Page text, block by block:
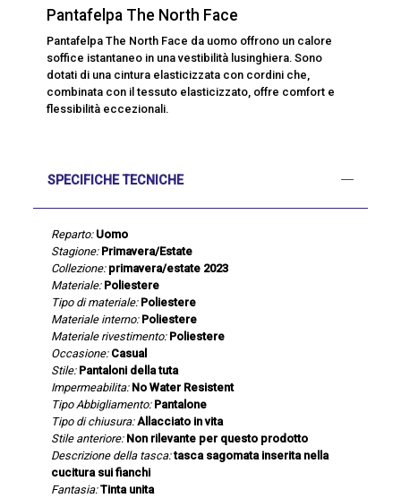
Pantafelpa The North Face
Pantafelpa The North Face da uomo offrono un calore
soffice istantaneo in una vestibilità lusinghiera. Sono
dotati di una cintura elasticizzata con cordini che,
combinata con il tessuto elasticizzato, offre comfort e
flessibilità eccezionali.
SPECIFICHE TECNICHE
Reparto: Uomo
Stagione: Primavera/Estate
Collezione: primavera/estate 2023
Materiale: Poliestere
Tipo di materiale: Poliestere
Materiale interno: Poliestere
Materiale rivestimento: Poliestere
Occasione: Casual
Stile: Pantaloni della tuta
Impermeabilita: No Water Resistent
Tipo Abbigliamento: Pantalone
Tipo di chiusura: Allacciato in vita
Stile anteriore: Non rilevante per questo prodotto
Descrizione della tasca: tasca sagomata inserita nella
cucitura sui fianchi
Fantasia: Tinta unita